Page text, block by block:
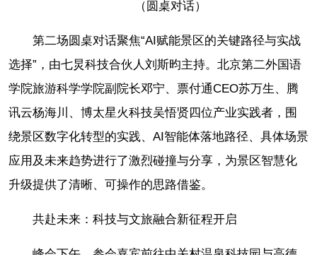
（圆桌对话）
第二场圆桌对话聚焦“AI赋能景区的关键路径与实战
选择”，由七炅科技合伙人刘斯昀主持。北京第二外国语
学院旅游科学学院副院长邓宁、票付通CEO苏万生、腾
讯云杨海川、博太星火科技吴悟贤四位产业实践者，围
绕景区数字化转型的实践、AI智能体落地路径、具体场景
应用及未来趋势进行了激烈碰撞与分享，为景区智慧化
升级提供了清晰、可操作的思路借鉴。
共赴未来：科技与文旅融合新征程开启